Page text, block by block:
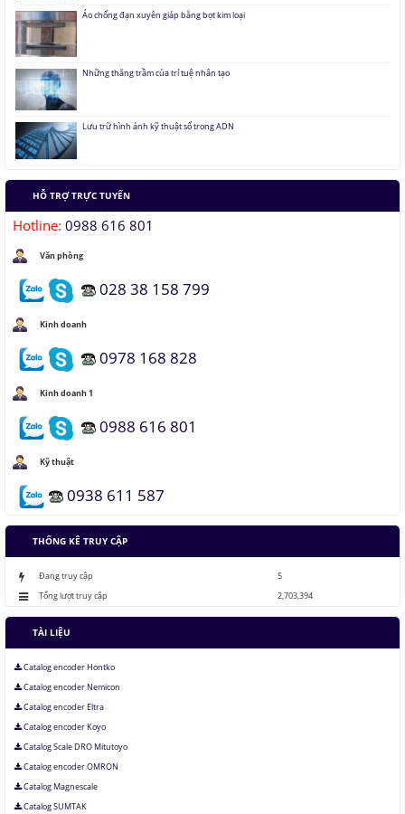
Đại học Lạc Hồng vô địch cuộc thi Robocon 2019
Đảo ngược quá trình quang hợp để tạo nhiên liệu
HỖ TRỢ TRỰC TUYẾN
Hotline: 0988 616 801
Văn phòng
028 38 158 799
Kinh doanh
0978 168 828
Kinh doanh 1
0988 616 801
Kỹ thuật
0938 611 587
THỐNG KÊ TRUY CẬP
Đang truy cập
5
Tổng lượt truy cập
2,703,394
TÀI LIỆU
Catalog encoder Hontko
Catalog encoder Nemicon
Catalog encoder Eltra
Catalog encoder Koyo
Catalog Scale DRO Mitutoyo
Catalog encoder OMRON
Catalog Magnescale
Catalog SUMTAK